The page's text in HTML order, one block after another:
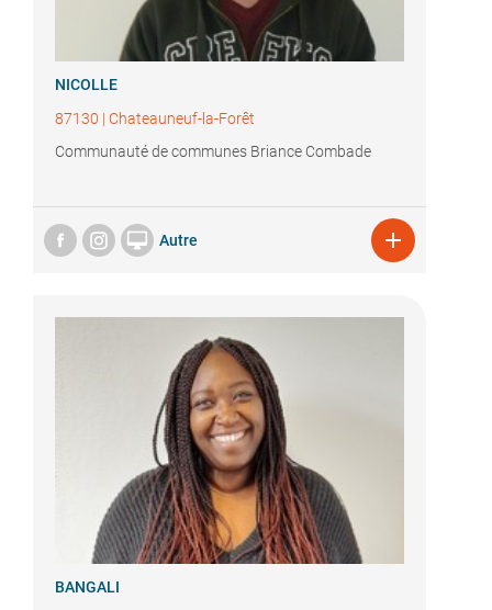
NICOLLE
87130 | Chateauneuf-la-Forêt
Communauté de communes Briance Combade
 Autre 
BANGALI